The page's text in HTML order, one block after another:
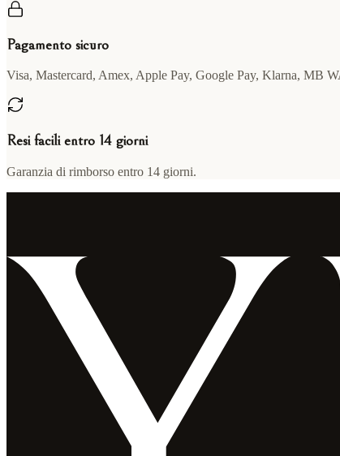
Pagamento sicuro
Visa, Mastercard, Amex, Apple Pay, Google Pay, Klarna, MB
Resi facili entro 14 giorni
Garanzia di rimborso entro 14 giorni.